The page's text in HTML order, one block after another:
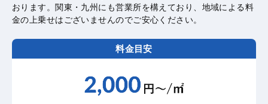
おります。関東・九州にも営業所を構えており、地域による料
金の上乗せはございませんのでご安心ください。
料金目安